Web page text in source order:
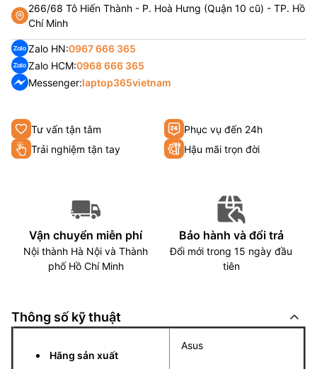
Tư vấn tận tâm
Phục vụ đến 24h
Trải nghiệm tận tay
Hậu mãi trọn đời
Vận chuyển miễn phí
Nội thành Hà Nội và Thành
phố Hồ Chí Minh
Bảo hành và đổi trả
Đổi mới trong 15 ngày đầu
tiên
Thông số kỹ thuật
Hãng sản xuất
Asus
266/68 Tô Hiến Thành - P. Hoà Hưng (Quận 10 cũ) - TP. Hồ
Chí Minh
Zalo HN:0967 666 365
Zalo HCM:0968 666 365
Messenger:laptop365vietnam